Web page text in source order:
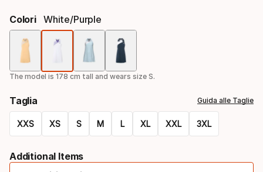
Colori White/purple
The model is 178 cm tall and wears size S.
Taglia Guida alle Taglie
XXS XS S M L XL XXL 3XL
Additional Items